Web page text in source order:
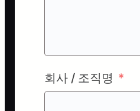
회사 / 조직명